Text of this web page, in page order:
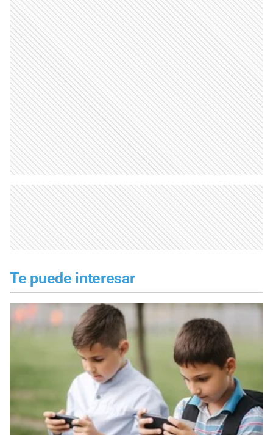
Te puede interesar